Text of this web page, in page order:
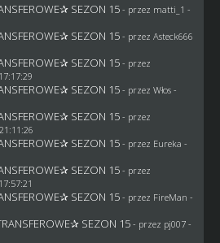
SEZON 15 - przez matti_1 -
SEZON 15 - przez Asteck666
SEZON 15 - przez
SEZON 15 - przez Włos-
SEZON 15 - przez
SEZON 15 - przez Eureka -
SEZON 15 - przez
SEZON 15 - przez FireMan -
SEZON 15 - przez pj007-